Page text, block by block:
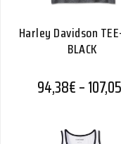
Harley Davidson
BLACK
94,38€–107,05